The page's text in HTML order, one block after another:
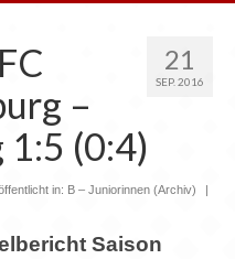
21
SEP. 2016
–
(0:4)
in: B – Juniorinnen (Archiv)
|
Saison